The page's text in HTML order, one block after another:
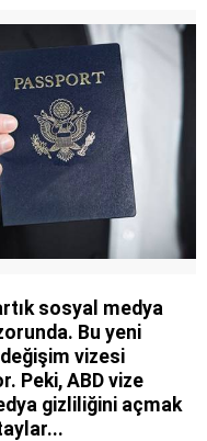
sosyal medya
Bu yeni
vizesi
Peki, ABD vize
gizliliğini açmak